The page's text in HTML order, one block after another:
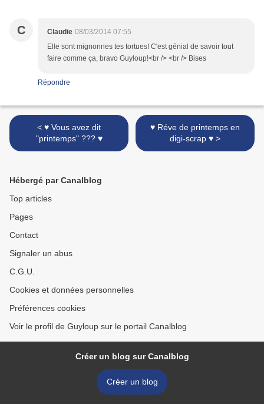
C Claudie 08/03/2014 07:55
Elle sont mignonnes tes tortues! C'est génial de savoir tout
faire comme ça, bravo Guyloup!<br /> <br /> Bises
Répondre
< ♥ Vous avez dit
"printemps" ??? ♥
♥ Réve de printemps en
digi-scrap ♥ >
Hébergé par Canalblog
Top articles
Pages
Contact
Signaler un abus
C.G.U.
Cookies et données personnelles
Préférences cookies
Voir le profil de Guyloup sur le portail Canalblog
Créer un blog sur Canalblog
Créer un blog